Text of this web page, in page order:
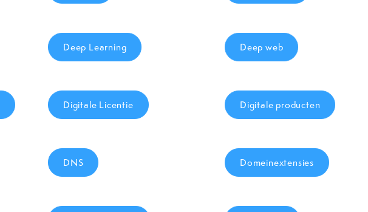
Deep Learning Deep web
Digitale Licentie Digitale producten
DNS Domeinextensies